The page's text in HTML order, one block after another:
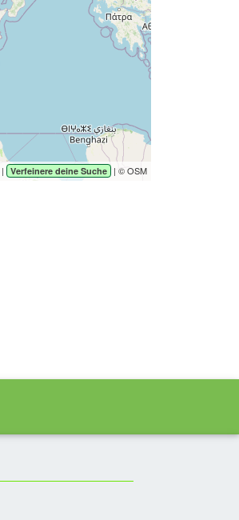
| Verfeinere deine Suche | © OSM